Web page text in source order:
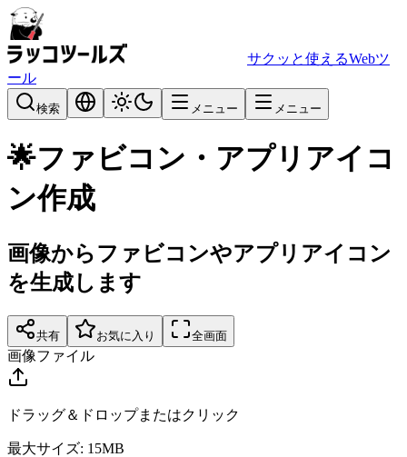
サクッと使えるWebツ
ール
検索 メニュー メニュー
🌟ファビコン・アプリアイコ
ン作成
画像からファビコンやアプリアイコン
を生成します
共有 お気に入り 全画面
画像ファイル
ドラッグ＆ドロップまたはクリック
最大サイズ: 15MB